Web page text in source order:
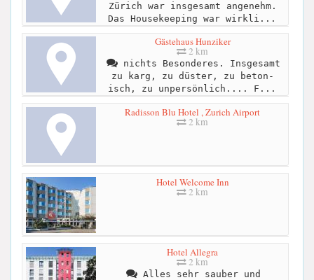
Zürich war insgesamt angenehm.
Das Housekeeping war wirkli...
Gästehaus Hunziker
2 km
nichts Besonderes. Insgesamt
zu karg, zu düster, zu beton-
isch, zu unpersönlich.... F...
Radisson Blu Hotel , Zurich Airport
2 km
Hotel Welcome Inn
2 km
Hotel Allegra
2 km
Alles sehr sauber und